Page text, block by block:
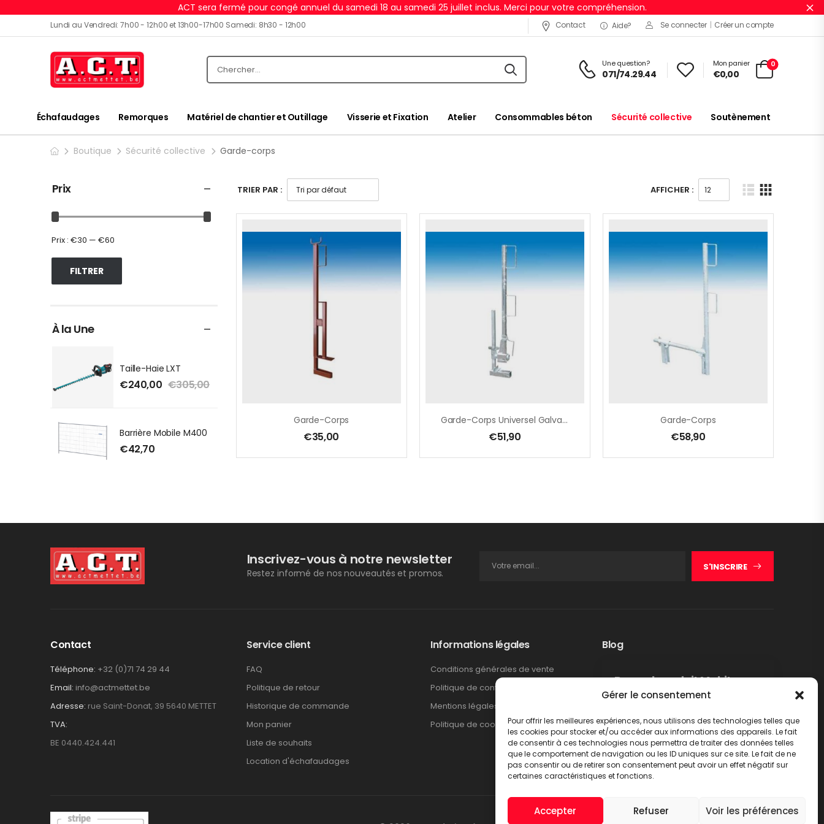
Gérer le consentement
Pour offrir les meilleures expériences, nous utilisons des technologies telles que
les cookies pour stocker et/ou accéder aux informations des appareils. Le fait
de consentir à ces technologies nous permettra de traiter des données telles
que le comportement de navigation ou les ID uniques sur ce site. Le fait de ne
pas consentir ou de retirer son consentement peut avoir un effet négatif sur
certaines caractéristiques et fonctions.
Accepter Refuser Voir les préférences
ACT sera fermé pour congé annuel du samedi 18 au samedi 25 juillet inclus. Merci pour votre compréhension.
Lundi au Vendredi: 7h00 - 12h00 et 13h00-17h00 Samedi: 8h30 - 12h00 Contact Aide? Se connecter | Créer un compte
Une question?
071/74.29.44
Mon panier
€0,00
0
Échafaudages Remorques Matériel de chantier et Outillage Visserie et Fixation Atelier Consommables béton Sécurité collective Soutènement
Boutique Sécurité collective Garde-corps
Prix
FILTRER
Prix : €30 — €60
À la Une
Taille-Haie LXT
€240,00 €305,00
Barrière Mobile M400
€42,70
TRIER PAR : AFFICHER :
Garde-Corps
€35,00
Garde-Corps Universel Galvanisé
€51,90
Garde-Corps
€58,90
Inscrivez-vous à notre newsletter
Restez informé de nos nouveautés et promos.
S'INSCRIRE
Contact
Téléphone: +32 (0)71 74 29 44
Email: info@actmettet.be
Adresse: rue Saint-Donat, 39 5640 METTET
TVA:
BE 0440.424.441
Service client
FAQ
Politique de retour
Historique de commande
Mon panier
Liste de souhaits
Location d'échafaudages
Informations légales
Conditions générales de vente
Politique de confidentialité
Mentions légales
Politique de cookies
Blog
Rappel produit Makita –
Pompe à graisse DGP180
LIRE PLUS